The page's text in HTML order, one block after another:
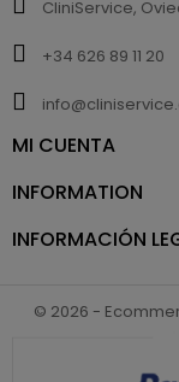
CliniService,
+34 626 89 11 20
MI CUENTA
INFORMATION
INFORMACIÓN
© 2026 -